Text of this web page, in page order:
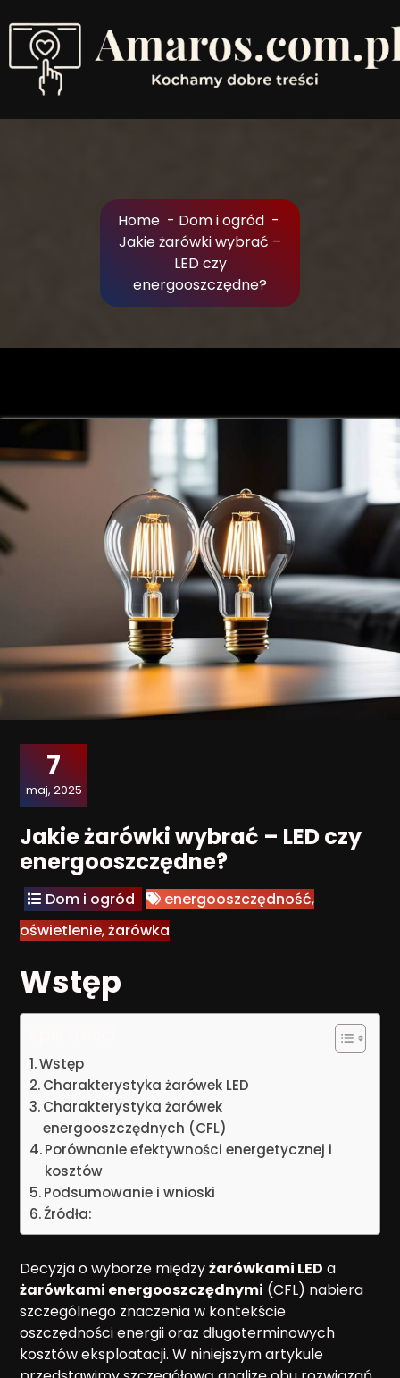
to
Content
Home- Dom i ogród-
Jakie żarówki wybrać –
LED czy
energooszczędne?
7
maj, 2025
Jakie żarówki wybrać – LED czy
energooszczędne?
Dom i ogród energooszczędność,
oświetlenie,żarówka
Wstęp
Wstęp
Charakterystyka żarówek LED
Charakterystyka żarówek
energooszczędnych (CFL)
Porównanie efektywności energetycznej i
kosztów
Podsumowanie i wnioski
Źródła:
Decyzja o wyborze międzyżarówkami LED a
żarówkami energooszczędnymi (CFL) nabiera
szczególnego znaczenia w kontekście
oszczędności energii oraz długoterminowych
kosztów eksploatacji. W niniejszym artykule